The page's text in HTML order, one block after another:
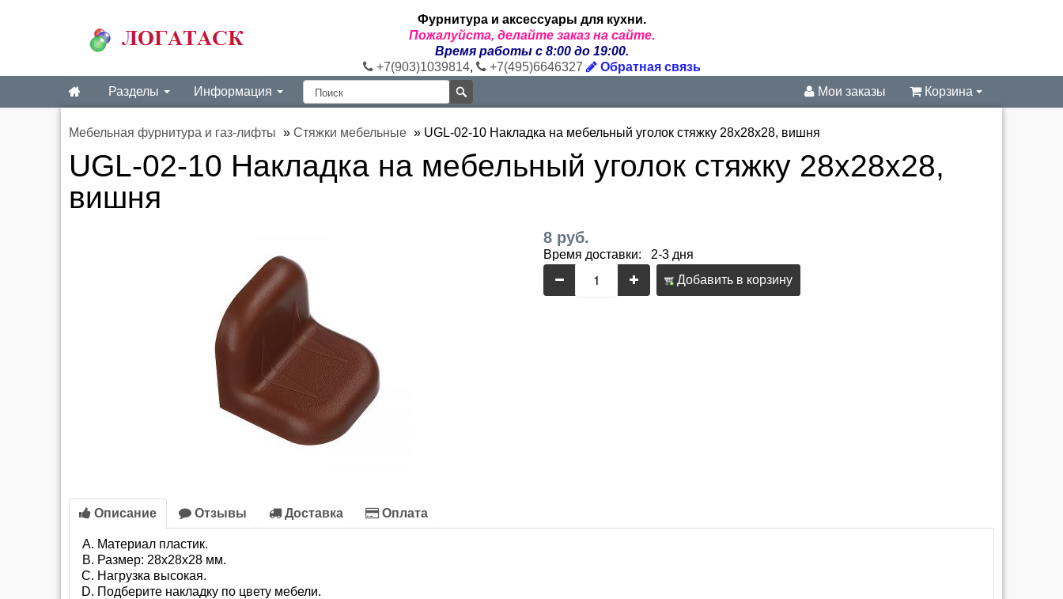
Фурнитура и аксессуары для кухни.
Пожалуйста, делайте заказ на сайте.
Время работы с 8:00 до 19:00.
+7(903)1039814, +7(495)6646327
Обратная связь
Разделы
Информация Мои заказы Корзина
Мебельная фурнитура и газ-лифты » Стяжки мебельные » UGL-02-10 Накладка на мебельный уголок стяжку 28х28х28, вишня
UGL-02-10 Накладка на мебельный уголок стяжку 28х28х28,
вишня
8 руб.
Время доставки: 2-3 дня
Добавить в корзину
Описание Отзывы Доставка Оплата
Материал пластик.
Размер: 28х28х28 мм.
Нагрузка высокая.
Подберите накладку по цвету мебели.